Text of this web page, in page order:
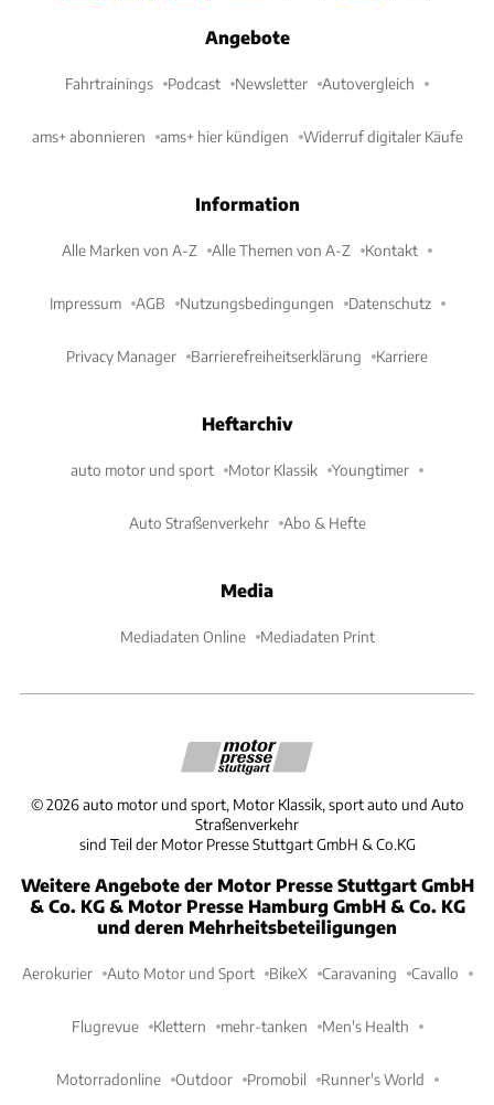
Angebote
Fahrtrainings Podcast Newsletter Autovergleich
ams+ abonnieren ams+ hier kündigen Widerruf digitaler Käufe
Information
Alle Marken von A-Z Alle Themen von A-Z Kontakt
Impressum AGB Nutzungsbedingungen Datenschutz
Privacy Manager Barrierefreiheitserklärung Karriere
Heftarchiv
auto motor und sport Motor Klassik Youngtimer
Auto Straßenverkehr Abo & Hefte
Media
Mediadaten Online Mediadaten Print
©2026 auto motor und sport, Motor Klassik, sport auto und Auto
Straßenverkehr
sind Teil der Motor Presse Stuttgart GmbH & Co.KG
Weitere Angebote der Motor Presse Stuttgart GmbH
& Co. KG & Motor Presse Hamburg GmbH & Co. KG
und deren Mehrheitsbeteiligungen
Aerokurier Auto Motor und Sport BikeX Caravaning Cavallo
Flugrevue Klettern mehr-tanken Men's Health
Motorradonline Outdoor Promobil Runner's World